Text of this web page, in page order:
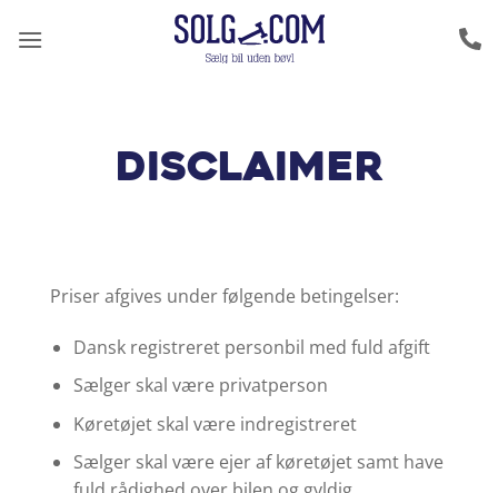
Disclaimer
Priser afgives under følgende betingelser:
Dansk registreret personbil med fuld afgift
Sælger skal være privatperson
Køretøjet skal være indregistreret
Sælger skal være ejer af køretøjet samt have